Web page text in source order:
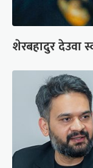
शेरबहादुर देउवा